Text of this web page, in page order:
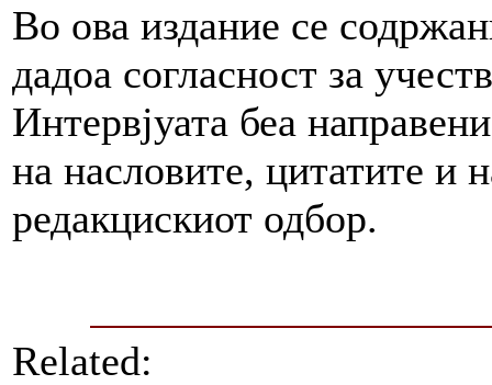
Во ова издание се
дадоа согласност за
Интервјуата беа
на насловите, цитатите и
редакцискиот одбор.
Related: